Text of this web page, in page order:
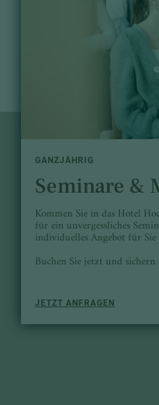
GANZJÄHRIG
Seminare &
Kommen Sie in das Hotel
für ein unvergessliches
individuelles Angebot für Sie
Buchen Sie jetzt und
JETZT ANFRAGEN